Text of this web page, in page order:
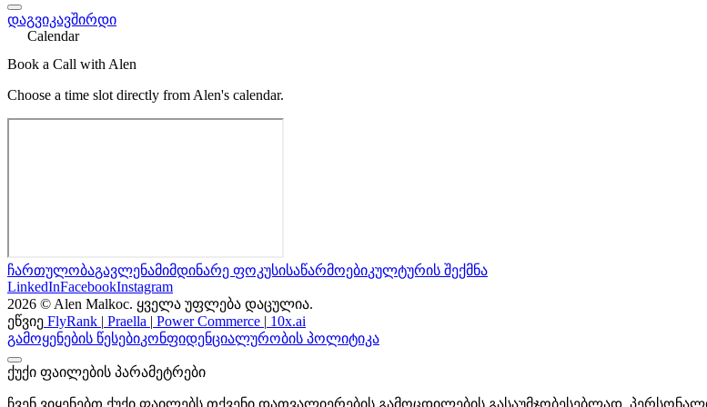
დაგვიკავშირდი
Calendar
Book a Call with Alen
Choose a time slot directly from Alen's calendar.
ჩართულობაგავლენამიმდინარე ფოკუსისაწარმოებიკულტურის შექმნა
LinkedInFacebookInstagram
2026 © Alen Malkoc. ყველა უფლება დაცულია.
ეწვიე FlyRank | Praella | Power Commerce | 10x.ai
გამოყენების წესებიკონფიდენციალურობის პოლიტიკა
ქუქი ფაილების პარამეტრები